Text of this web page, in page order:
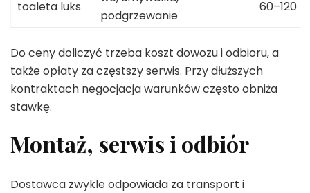
toaleta luks
podgrzewanie
60–120
Do ceny doliczyć trzeba koszt dowozu i odbioru, a
także opłaty za częstszy serwis. Przy dłuższych
kontraktach negocjacja warunków często obniża
stawkę.
Montaż, serwis i odbiór
Dostawca zwykle odpowiada za transport i